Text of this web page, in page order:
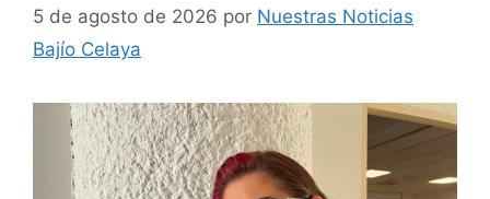
5 de agosto de 2026 por Nuestras Noticias
Bajío Celaya